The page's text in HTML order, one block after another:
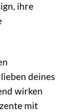
ihre
deines
wirken
mit